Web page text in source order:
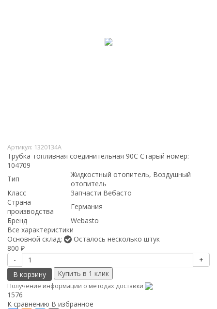
Артикул: 1320134A
Трубка топливная соединительная 90C Старый номер:
104709
Тип
Жидкостный отопитель, Воздушный
отопитель
Класс
Запчасти Вебасто
Страна
производства
Германия
Бренд
Webasto
Все характеристики
Основной склад:
Осталось несколько штук
800 ₽
-
+
В корзину
Получение информации о методах доставки
1576
К сравнению В избранное